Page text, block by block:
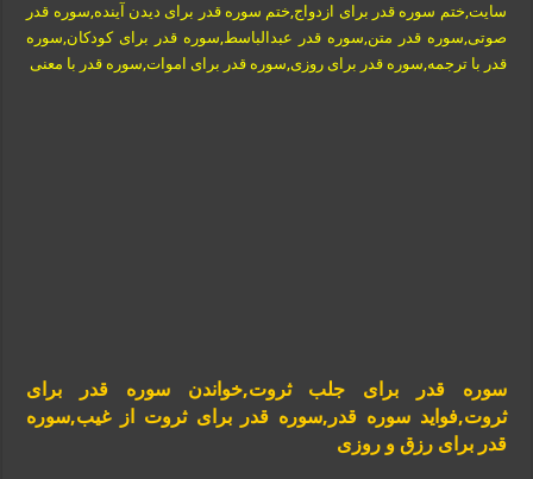
سایت,ختم سوره قدر برای ازدواج,ختم سوره قدر برای دیدن آینده,سوره قدر
صوتی,سوره قدر متن,سوره قدر عبدالباسط,سوره قدر برای کودکان,سوره
قدر با ترجمه,سوره قدر برای روزی,سوره قدر برای اموات,سوره قدر با معنی
سوره قدر برای جلب ثروت,خواندن سوره قدر برای
ثروت,فواید سوره قدر,سوره قدر برای ثروت از غیب,سوره
قدر برای رزق و روزی